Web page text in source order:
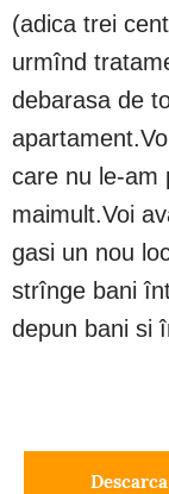
(adica trei
urmînd
debarasa de
care nu le-am
maimult.Voi
gasi un nou
strînge bani
depun bani si